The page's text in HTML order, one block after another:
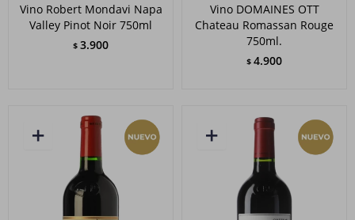
Vino Robert Mondavi Napa
Valley Pinot Noir 750ml
$ 3.900
Vino DOMAINES OTT
Chateau Romassan Rouge
750ml.
$ 4.900